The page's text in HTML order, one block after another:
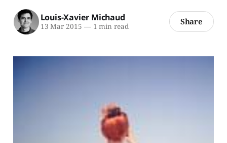
Louis-Xavier Michaud
13 Mar 2015 —1 min read Share